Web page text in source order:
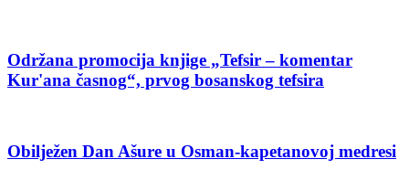
Održana promocija knjige „Tefsir – komentar
Kur'ana časnog“, prvog bosanskog tefsira
Obilježen Dan Ašure u Osman-kapetanovoj medresi